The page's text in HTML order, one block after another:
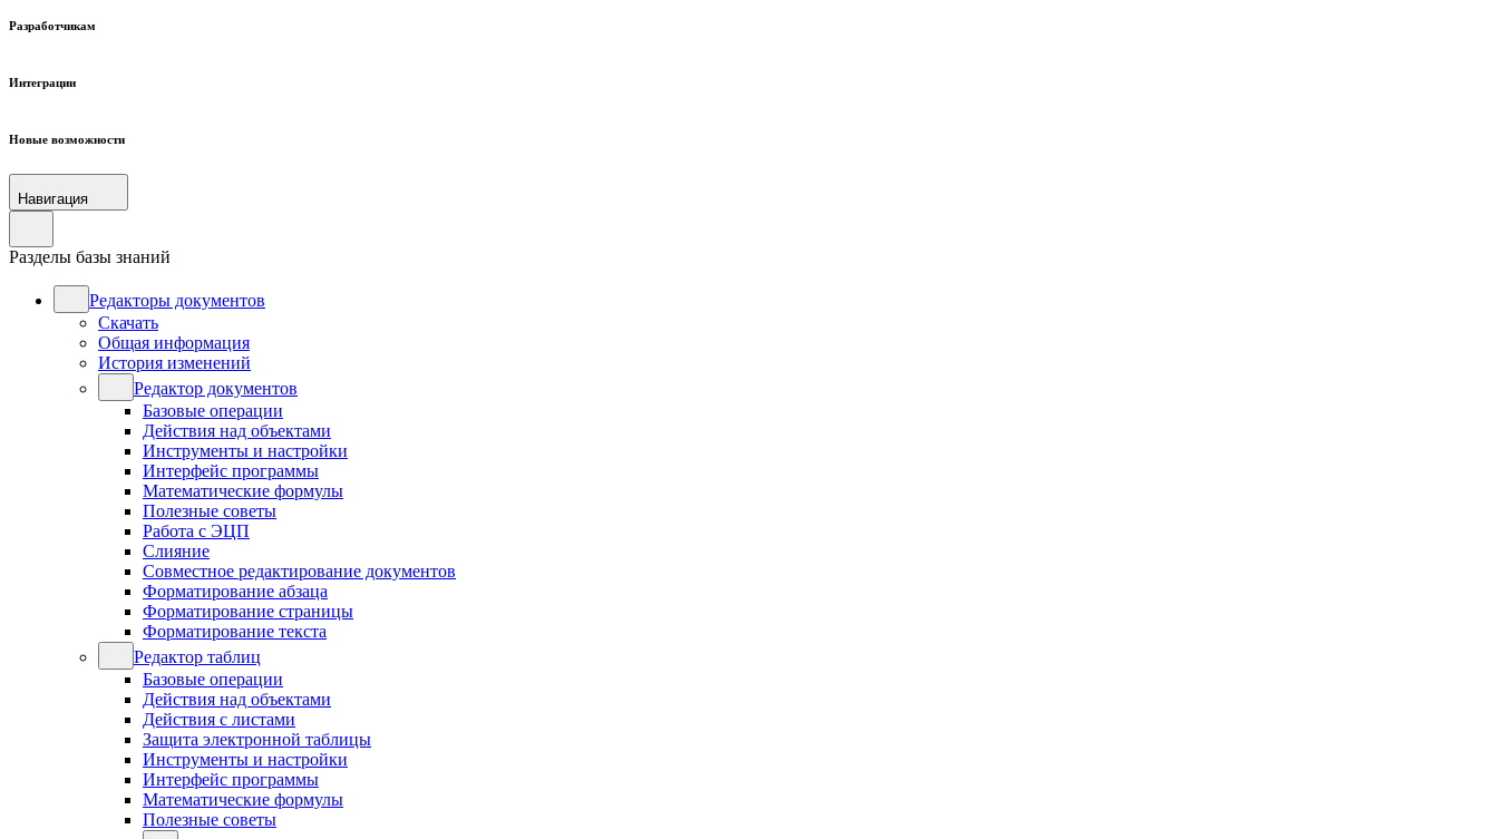
Разработчикам
Интеграции
Новые возможности
Навигация
Разделы базы знаний
Редакторы документов
Скачать
Общая информация
История изменений
Редактор документов
Базовые операции
Действия над объектами
Инструменты и настройки
Интерфейс программы
Математические формулы
Полезные советы
Работа с ЭЦП
Слияние
Совместное редактирование документов
Форматирование абзаца
Форматирование страницы
Форматирование текста
Редактор таблиц
Базовые операции
Действия над объектами
Действия с листами
Защита электронной таблицы
Инструменты и настройки
Интерфейс программы
Математические формулы
Полезные советы